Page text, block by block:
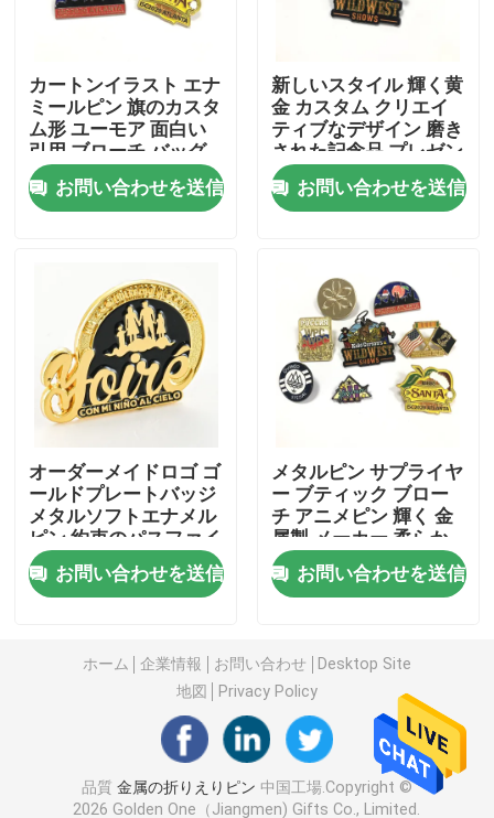
お問い合わせ
ニュース
金属の折りえりピン
金属の挑戦硬貨
金属のスポーツ メダル
個人化されたキーホルダー
折りえりピン バッジ
刺繍された布パッチ
金属のワインのオープナ
ワイシャツのタイ クリップ
カートンイラスト エナ
ミールピン 旗のカスタ
ム形 ユーモア 面白い
引用 ブローチ バッグ
着物 ラペル ピン バッ
ジ お問い合わせを送信
新しいスタイル 輝く黄
金 カスタム クリエイ
ティブなデザイン 磨き
された記念品 プレゼン
ト メタル ヴィンテー
ジシャツ ラペル ピン
ブローチ
お問い合わせを送信
オーダーメイドロゴ ゴ
ールドプレートバッジ
メタルソフトエナメル
ピン 約束のパスファイ
ンダーピンを信じてく
ださいお問い合わせを送信
メタルピン サプライヤ
ー ブティック ブロー
チ アニメピン 輝く 金
属製 メーカー 柔らか
い 硬い エナメル オー
ダーメイド ピンバッジ
お問い合わせを送信
ホーム 企業情報 お問い合わせ
Desktop Site
地図
Privacy Policy
品質 金属の折りえりピン 中国工場.Copyright ©
2026 Golden One（Jiangmen) Gifts Co., Limited.